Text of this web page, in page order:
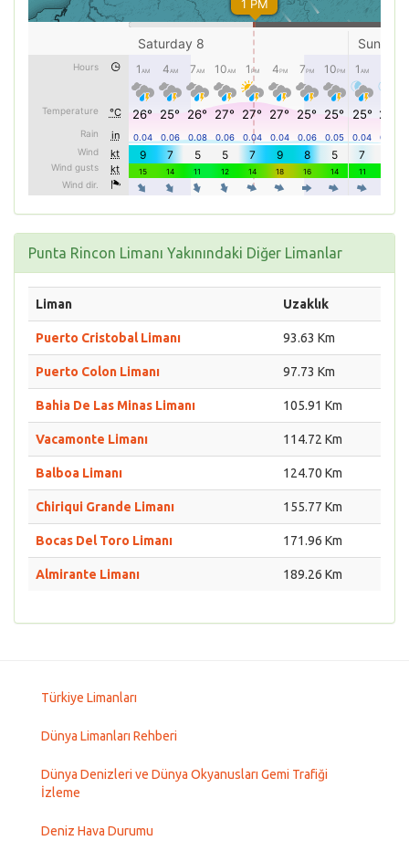
Punta Rincon Limanı Yakınındaki Diğer Limanlar
Liman Uzaklık
Puerto Cristobal Limanı 93.63 Km
Puerto Colon Limanı 97.73 Km
Bahia De Las Minas Limanı 105.91 Km
Vacamonte Limanı 114.72 Km
Balboa Limanı 124.70 Km
Chiriqui Grande Limanı 155.77 Km
Bocas Del Toro Limanı 171.96 Km
Almirante Limanı 189.26 Km
Türkiye Limanları
Dünya Limanları Rehberi
Dünya Denizleri ve Dünya Okyanusları Gemi Trafiği
İzleme
Deniz Hava Durumu